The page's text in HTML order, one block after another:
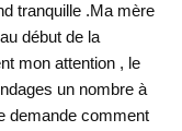
tranquille .Ma mère
début de la
mon attention , le
un nombre à
demande comment